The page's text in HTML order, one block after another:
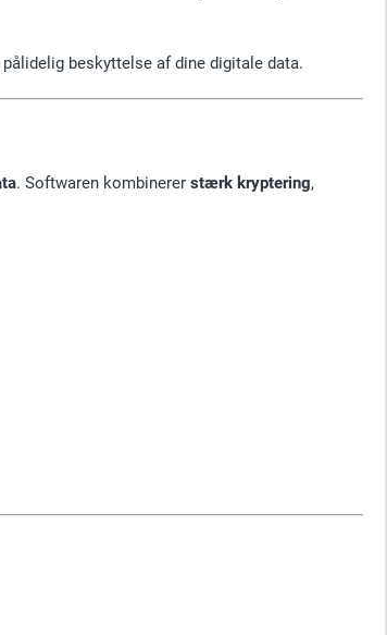
beskyttelse af dine digitale data.
. Softwaren kombinerer stærk kryptering,